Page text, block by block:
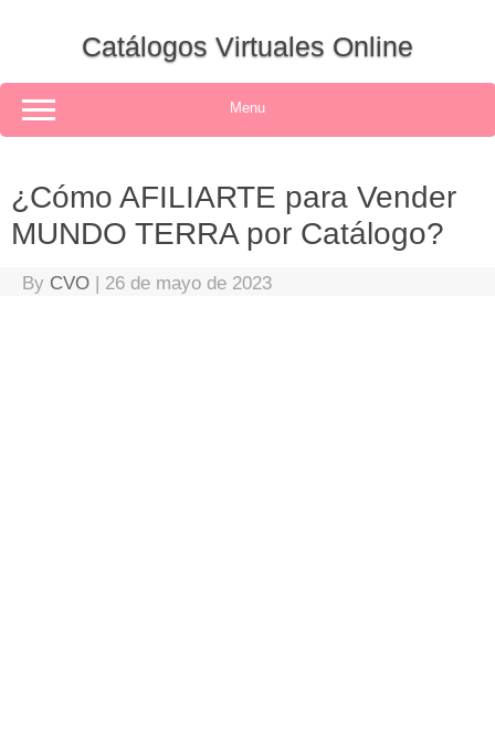
Catálogos Virtuales Online
Menu
¿Cómo AFILIARTE para Vender
MUNDO TERRA por Catálogo?
By CVO | 26 de mayo de 2023